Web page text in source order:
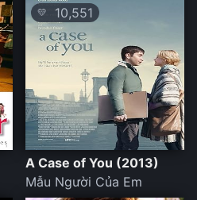
💛 10,551
A Case of You (2013)
Mẫu Người Của Em